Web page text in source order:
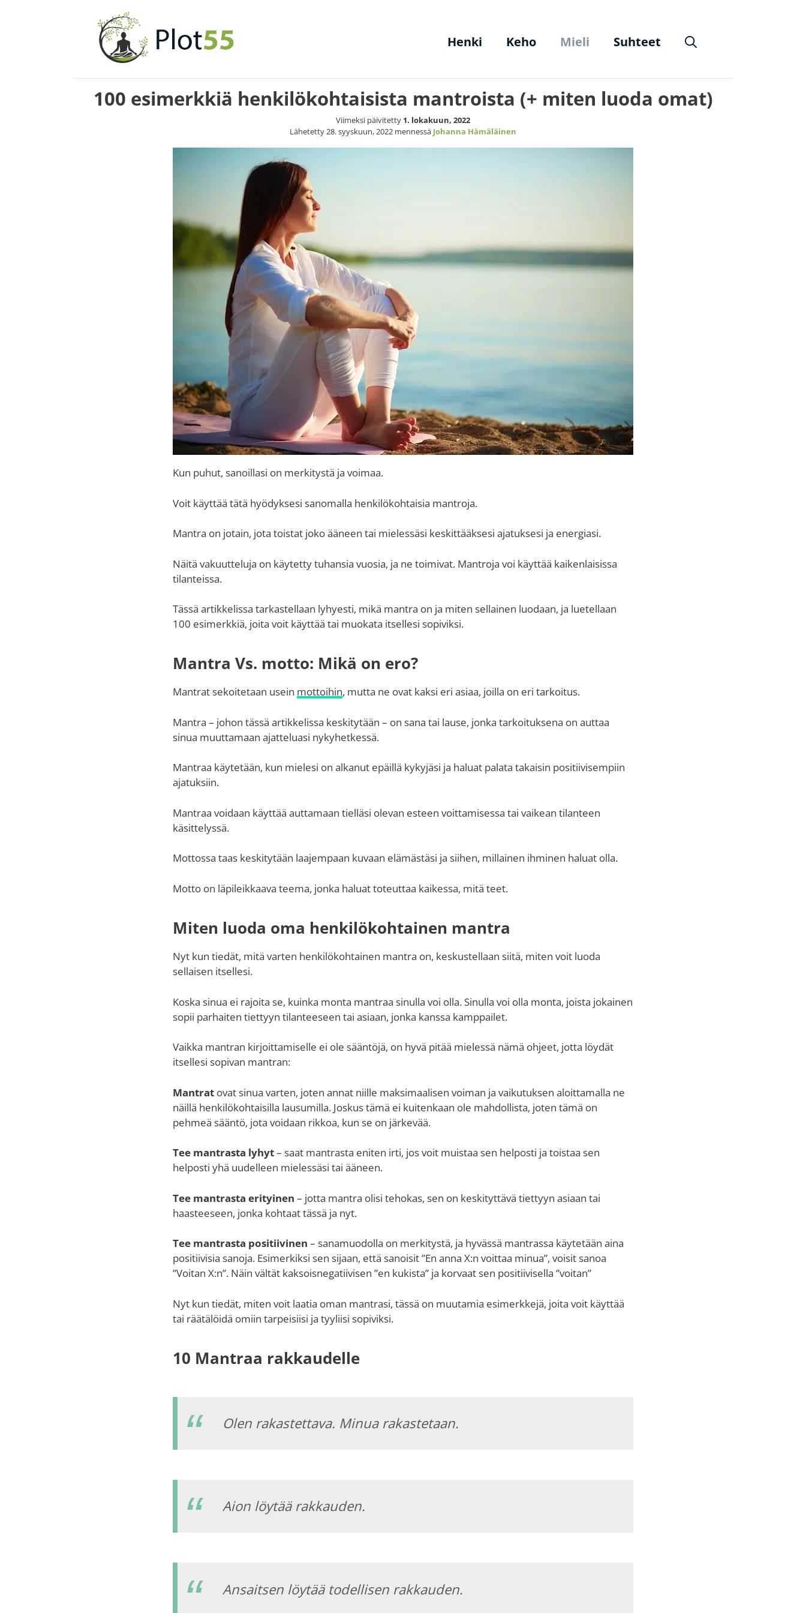
Henki Keho Mieli Suhteet
100 esimerkkiä henkilökohtaisista mantroista (+ miten luoda omat)
Viimeksi päivitetty 1. lokakuun, 2022
Lähetetty28. syyskuun, 2022 mennessä Johanna Hämäläinen
Kun puhut, sanoillasi on merkitystä ja voimaa.
Voit käyttää tätä hyödyksesi sanomalla henkilökohtaisia mantroja.
Mantra on jotain, jota toistat joko ääneen tai mielessäsi keskittääksesi ajatuksesi ja energiasi.
Näitä vakuutteluja on käytetty tuhansia vuosia, ja ne toimivat. Mantroja voi käyttää kaikenlaisissa
tilanteissa.
Tässä artikkelissa tarkastellaan lyhyesti, mikä mantra on ja miten sellainen luodaan, ja luetellaan
100 esimerkkiä, joita voit käyttää tai muokata itsellesi sopiviksi.
Mantra Vs. motto: Mikä on ero?
Mantrat sekoitetaan usein mottoihin, mutta ne ovat kaksi eri asiaa, joilla on eri tarkoitus.
Mantra – johon tässä artikkelissa keskitytään – on sana tai lause, jonka tarkoituksena on auttaa
sinua muuttamaan ajatteluasi nykyhetkessä.
Mantraa käytetään, kun mielesi on alkanut epäillä kykyjäsi ja haluat palata takaisin positiivisempiin
ajatuksiin.
Mantraa voidaan käyttää auttamaan tielläsi olevan esteen voittamisessa tai vaikean tilanteen
käsittelyssä.
Mottossa taas keskitytään laajempaan kuvaan elämästäsi ja siihen, millainen ihminen haluat olla.
Motto on läpileikkaava teema, jonka haluat toteuttaa kaikessa, mitä teet.
Miten luoda oma henkilökohtainen mantra
Nyt kun tiedät, mitä varten henkilökohtainen mantra on, keskustellaan siitä, miten voit luoda
sellaisen itsellesi.
Koska sinua ei rajoita se, kuinka monta mantraa sinulla voi olla. Sinulla voi olla monta, joista jokainen
sopii parhaiten tiettyyn tilanteeseen tai asiaan, jonka kanssa kamppailet.
Vaikka mantran kirjoittamiselle ei ole sääntöjä, on hyvä pitää mielessä nämä ohjeet, jotta löydät
itsellesi sopivan mantran:
Mantrat ovat sinua varten, joten annat niille maksimaalisen voiman ja vaikutuksen aloittamalla ne
näillä henkilökohtaisilla lausumilla. Joskus tämä ei kuitenkaan ole mahdollista, joten tämä on
pehmeä sääntö, jota voidaan rikkoa, kun se on järkevää.
Tee mantrasta lyhyt– saat mantrasta eniten irti, jos voit muistaa sen helposti ja toistaa sen
helposti yhä uudelleen mielessäsi tai ääneen.
Tee mantrasta erityinen – jotta mantra olisi tehokas, sen on keskityttävä tiettyyn asiaan tai
haasteeseen, jonka kohtaat tässä ja nyt.
Tee mantrasta positiivinen – sanamuodolla on merkitystä, ja hyvässä mantrassa käytetään aina
positiivisia sanoja. Esimerkiksi sen sijaan, että sanoisit ”En anna X:n voittaa minua”, voisit sanoa
”Voitan X:n”. Näin vältät kaksoisnegatiivisen ”en kukista” ja korvaat sen positiivisella ”voitan”
Nyt kun tiedät, miten voit laatia oman mantrasi, tässä on muutamia esimerkkejä, joita voit käyttää
tai räätälöidä omiin tarpeisiisi ja tyyliisi sopiviksi.
10 Mantraa rakkaudelle
Olen rakastettava. Minua rakastetaan.
Aion löytää rakkauden.
Ansaitsen löytää todellisen rakkauden.